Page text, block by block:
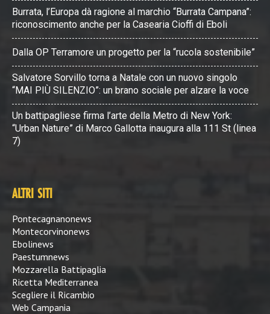
Burrata, l’Europa dà ragione al marchio “Burrata Campana”:
riconoscimento anche per la Casearia Cioffi di Eboli
Dalla OP Terramore un progetto per la “rucola sostenibile”
Salvatore Sorvillo torna a Natale con un nuovo singolo
“MAI PIÙ SILENZIO”: un brano sociale per alzare la voce
Un battipagliese firma l’arte della Metro di New York:
“Urban Nature” di Marco Gallotta inaugura alla 111 St (linea
7)
ALTRI SITI
Pontecagnanonews
Montecorvinonews
Ebolinews
Paestumnews
Mozzarella Battipaglia
Ricetta Mediterranea
Scegliere il Ricambio
Web Campania